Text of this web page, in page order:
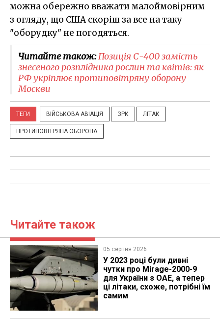
можна обережно вважати малоймовірним
з огляду, що США скоріш за все на таку
"оборудку" не погодяться.
Читайте також:Позиція С-400 замість
знесеного розплідника рослин та квітів: як
РФ укріплює протиповітряну оборону
Москви
ТЕГИ ВІЙСЬКОВА АВІАЦІЯ ЗРК ЛІТАК
ПРОТИПОВІТРЯНА ОБОРОНА
Читайте також
05 серпня 2026
У 2023 році були дивні
чутки про Mirage-2000-9
для України з ОАЕ, а тепер
ці літаки, схоже, потрібні їм
самим